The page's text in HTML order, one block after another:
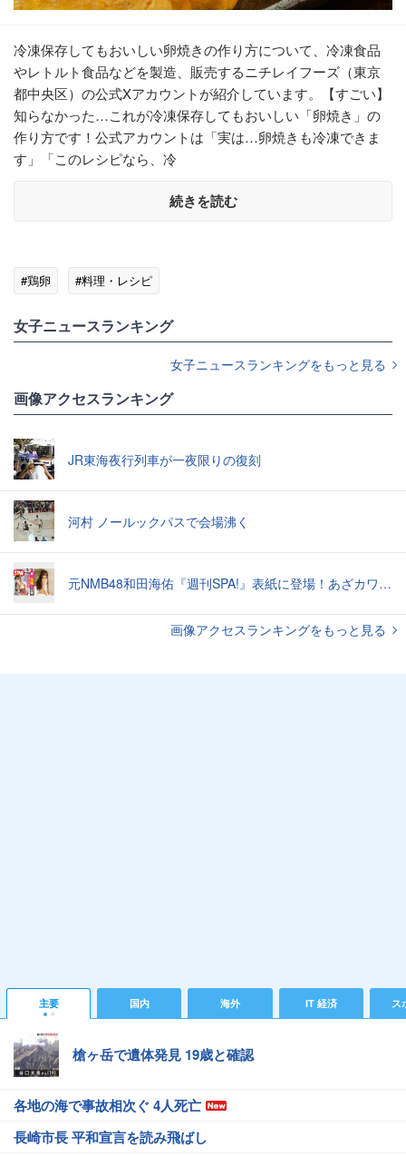
冷凍保存してもおいしい卵焼きの作り方について、冷凍食品
やレトルト食品などを製造、販売するニチレイフーズ（東京
都中央区）の公式Xアカウントが紹介しています。【すごい】
知らなかった…これが冷凍保存してもおいしい「卵焼き」の
作り方です！公式アカウントは「実は…卵焼きも冷凍できま
す」「このレシピなら、冷
続きを読む
#鶏卵 #料理・レシピ
女子ニュースランキング
女子ニュースランキングをもっと見る
画像アクセスランキング
JR東海夜行列車が一夜限りの復刻
河村 ノールックパスで会場沸く
元NMB48和田海佑『週刊SPA!』表紙に登場！あざカワ新婚生活グラビアで読者全員TKO負け♡
画像アクセスランキングをもっと見る
主要 国内 海外 IT 経済 ス
槍ヶ岳で遺体発見 19歳と確認
各地の海で事故相次ぐ 4人死亡
長崎市長 平和宣言を読み飛ばし